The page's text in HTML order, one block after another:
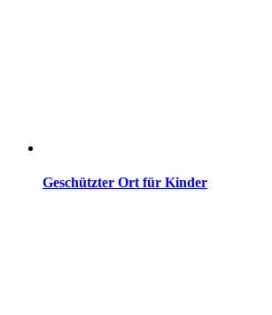
Geschützter Ort für Kinder